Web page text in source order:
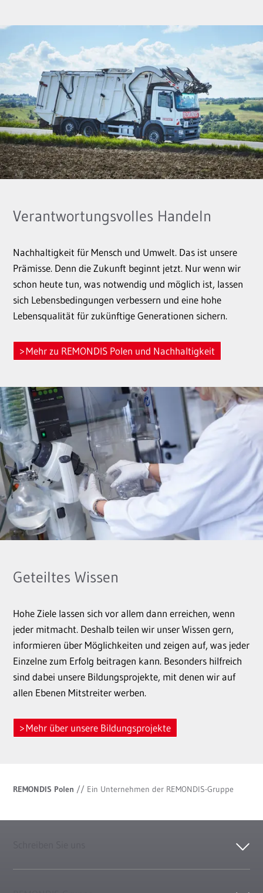
Verantwortungsvolles Handeln
Nachhaltigkeit für Mensch und Umwelt. Das ist unsere
Prämisse. Denn die Zukunft beginnt jetzt. Nur wenn wir
schon heute tun, was notwendig und möglich ist, lassen
sich Lebensbedingungen verbessern und eine hohe
Lebensqualität für zukünftige Generationen sichern.
Mehr zu REMONDIS Polen und Nachhaltigkeit
Geteiltes Wissen
Hohe Ziele lassen sich vor allem dann erreichen, wenn
jeder mitmacht. Deshalb teilen wir unser Wissen gern,
informieren über Möglichkeiten und zeigen auf, was jeder
Einzelne zum Erfolg beitragen kann. Besonders hilfreich
sind dabei unsere Bildungsprojekte, mit denen wir auf
allen Ebenen Mitstreiter werben.
Mehr über unsere Bildungsprojekte
REMONDIS Polen // Ein Unternehmen der REMONDIS-Gruppe